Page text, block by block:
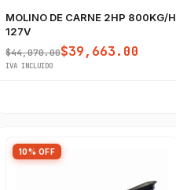
MOLINO DE CARNE 2HP 800KG/H
127V
$44,070.00$39,663.00
IVA INCLUIDO
10% OFF